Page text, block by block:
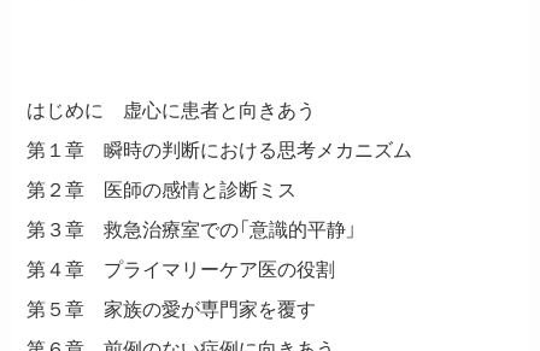
はじめに 虚心に患者と向きあう
第１章 瞬時の判断における思考メカニズム
第２章 医師の感情と診断ミス
第３章 救急治療室での「意識的平静」
第４章 プライマリーケア医の役割
第５章 家族の愛が専門家を覆す